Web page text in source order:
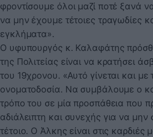
φροντίσουμε όλοι μαζί ποτέ ξανά
να μην έχουμε τέτοιες τραγωδίες
εγκλήματα».
Ο υφυπουργός κ. Καλαφάτης
της Πολιτείας είναι να κρατήσει
του 19χρονου. «Αυτό γίνεται και με
ονοματοδοσία. Να συμβάλουμε ο
τρόπο του σε μία προσπάθεια που
αδιάλειπτη και συνεχής για να μην
τέτοιο. Ο Άλκης είναι στις καρδιές